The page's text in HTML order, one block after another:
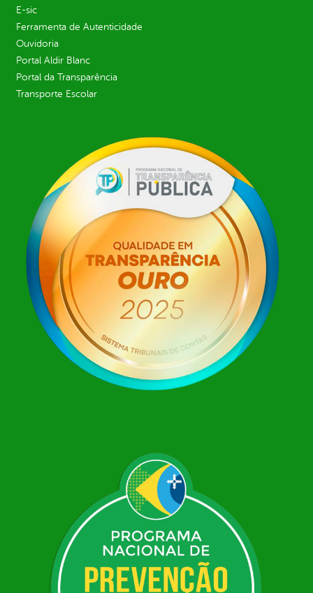
E-sic
Ferramenta de Autenticidade
Ouvidoria
Portal Aldir Blanc
Portal da Transparência
Transporte Escolar